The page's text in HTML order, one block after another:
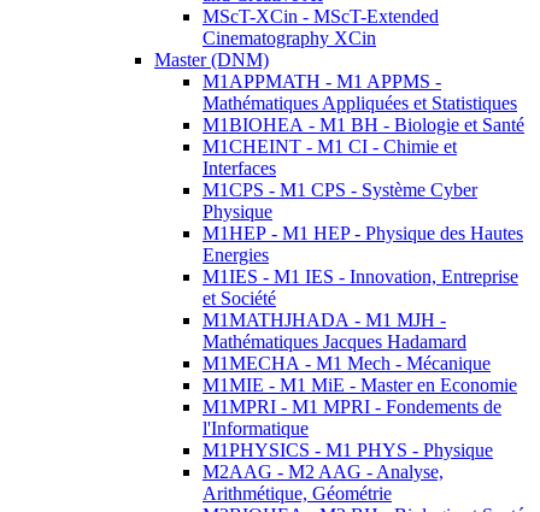
MScT-XCin - MScT-Extended
Cinematography XCin
Master (DNM)
M1APPMATH - M1 APPMS -
Mathématiques Appliquées et Statistiques
M1BIOHEA - M1 BH - Biologie et Santé
M1CHEINT - M1 CI - Chimie et
Interfaces
M1CPS - M1 CPS - Système Cyber
Physique
M1HEP - M1 HEP - Physique des Hautes
Energies
M1IES - M1 IES - Innovation, Entreprise
et Société
M1MATHJHADA - M1 MJH -
Mathématiques Jacques Hadamard
M1MECHA - M1 Mech - Mécanique
M1MIE - M1 MiE - Master en Economie
M1MPRI - M1 MPRI - Fondements de
l'Informatique
M1PHYSICS - M1 PHYS - Physique
M2AAG - M2 AAG - Analyse,
Arithmétique, Géométrie